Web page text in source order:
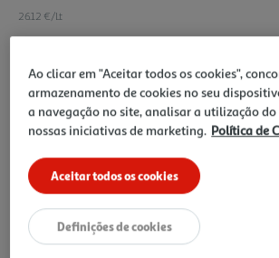
26.12 €/Lt
19,59 €
Notas de preparação
Ao clicar em "Aceitar todos os cookies",
armazenamento de cookies no seu
a navegação no site, analisar a utilização
nossas iniciativas de marketing. Política de
Aceitar todos os cookies
Definições de cookies